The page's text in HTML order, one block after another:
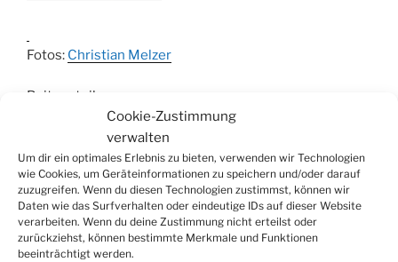
Cookie-Zustimmung
verwalten
Um dir ein optimales Erlebnis zu bieten, verwenden wir Technologien
wie Cookies, um Geräteinformationen zu speichern und/oder darauf
zuzugreifen. Wenn du diesen Technologien zustimmst, können wir
Daten wie das Surfverhalten oder eindeutige IDs auf dieser Website
verarbeiten. Wenn du deine Zustimmung nicht erteilst oder
zurückziehst, können bestimmte Merkmale und Funktionen
beeinträchtigt werden.
Fotos: Christian Melzer
Beitrag teilen:
KATEGORIEN
AKTUELLES,BILDERSERIEN,
VERANSTALTUNGSBERICHTE